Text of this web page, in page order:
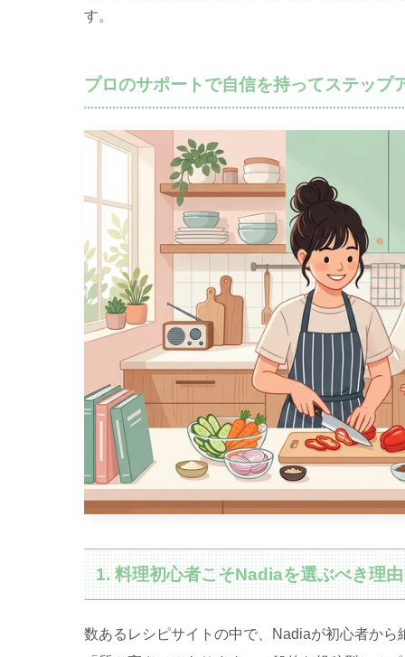
す。
プロのサポートで自信を持ってステップ
1. 料理初心者こそNadiaを選ぶべき理
数あるレシピサイトの中で、Nadiaが初心者か